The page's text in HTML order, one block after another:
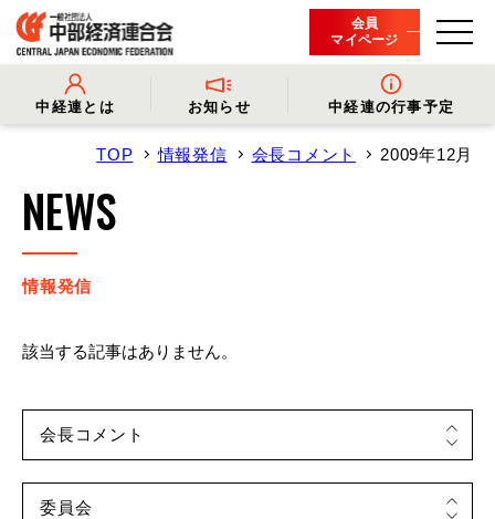
会員
マイページ
中経連とは
- 中経連とは - 会長挨拶
- 役員名簿
- 会員一覧
お知らせ
- プレスリリース
- 会長コメント
- イベント・セミナー
中経連の行事予定
TOP 情報発信 会長コメント 2009年12月
NEWS
情報発信
該当する記事はありません。